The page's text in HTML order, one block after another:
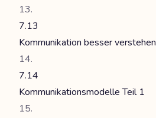
7.13
Kommunikation besser verstehen
7.14
Kommunikationsmodelle Teil 1